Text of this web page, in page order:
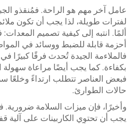
عامل آخر مهم هو الراحة. فمُنقذو
لفترات طويلة، لذا يجب أن تكون
ألمًا. انتبه إلى كيفية تصميم
أحزمة قابلة للضبط ووسائد في
فالملاءمة الجيدة تُحدث فرقًا كبيرًا
بكفاءة. كما يجب أيضًا مراعاة سهولة
فبعض العناصر تتطلب ارتداءً وخلعًا
حالات الطوارئ.
وأخيرًا، فإن ميزات السلامة ضرورية.
يجب أن تحتوي الكاربينات على آلية